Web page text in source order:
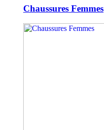
Chaussures Femmes